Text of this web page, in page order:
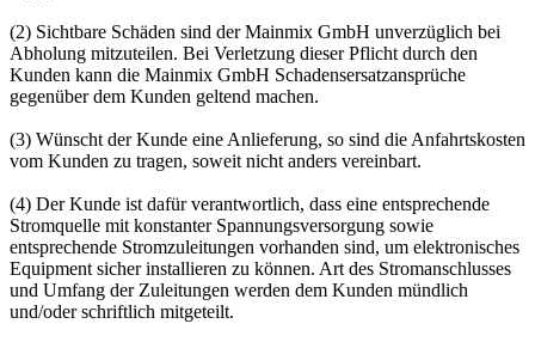
(2) Sichtbare Schäden sind der Mainmix GmbH unverzüglich bei
Abholung mitzuteilen. Bei Verletzung dieser Pflicht durch den
Kunden kann die Mainmix GmbH Schadensersatzansprüche
gegenüber dem Kunden geltend machen.
(3) Wünscht der Kunde eine Anlieferung, so sind die Anfahrtskosten
vom Kunden zu tragen, soweit nicht anders vereinbart.
(4) Der Kunde ist dafür verantwortlich, dass eine entsprechende
Stromquelle mit konstanter Spannungsversorgung sowie
entsprechende Stromzuleitungen vorhanden sind, um elektronisches
Equipment sicher installieren zu können. Art des Stromanschlusses
und Umfang der Zuleitungen werden dem Kunden mündlich
und/oder schriftlich mitgeteilt.